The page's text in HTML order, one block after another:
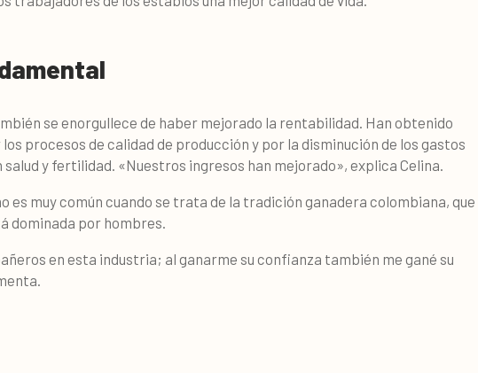
se enorgullece de haber mejorado la rentabilidad. Han obtenido
procesos de calidad de producción y por la disminución de los gastos
salud y fertilidad. «Nuestros ingresos han mejorado», explica Celina.
es muy común cuando se trata de la tradición ganadera colombiana, que
dominada por hombres.
en esta industria; al ganarme su confianza también me gané su